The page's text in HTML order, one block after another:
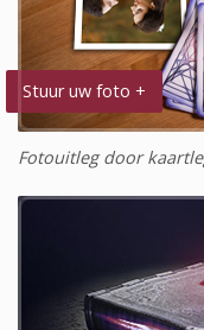
Stuur uw foto +
Fotouitleg door